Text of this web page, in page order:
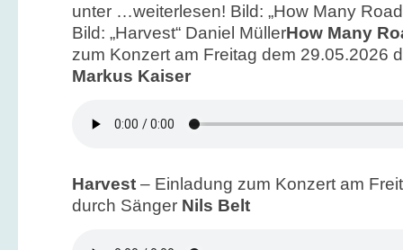
unter …weiterlesen! Bild: „How Many
Bild: „Harvest“ Daniel MüllerHow Many
zum Konzert am Freitag dem 29.05.2026
Markus Kaiser
Harvest – Einladung zum Konzert am
durch Sänger Nils Belt